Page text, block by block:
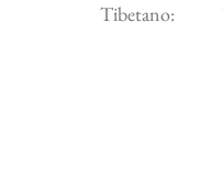
Tibetano: